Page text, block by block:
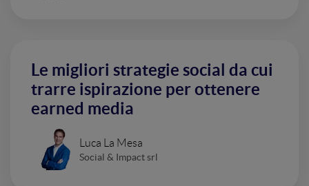
Le migliori strategie social da cui
trarre ispirazione per ottenere
earned media
Luca La Mesa
Social & Impact srl